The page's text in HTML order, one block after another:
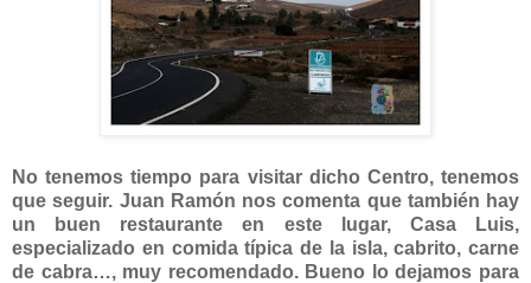
No tenemos tiempo para visitar dicho Centro, tenemos
que seguir. Juan Ramón nos comenta que también hay
un buen restaurante en este lugar, Casa Luis,
especializado en comida típica de la isla, cabrito, carne
de cabra…, muy recomendado. Bueno lo dejamos para